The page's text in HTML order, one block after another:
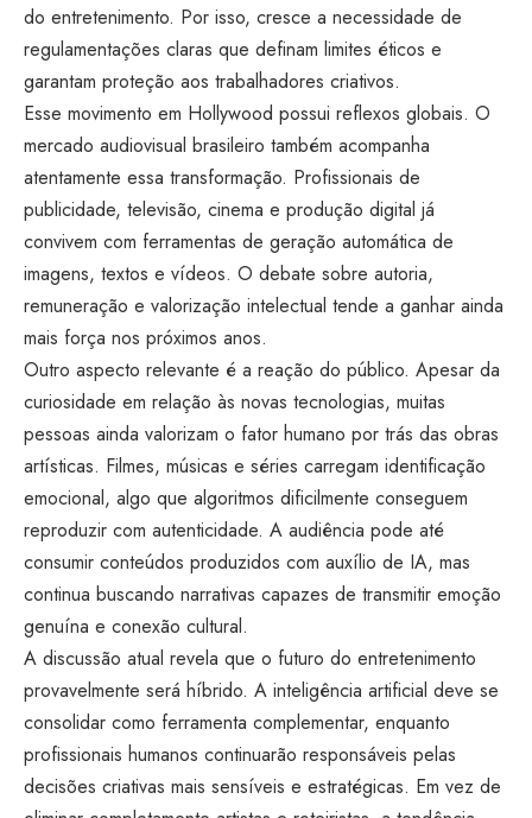
do entretenimento. Por isso, cresce a necessidade de
regulamentações claras que definam limites éticos e
garantam proteção aos trabalhadores criativos.
Esse movimento em Hollywood possui reflexos globais. O
mercado audiovisual brasileiro também acompanha
atentamente essa transformação. Profissionais de
publicidade, televisão, cinema e produção digital já
convivem com ferramentas de geração automática de
imagens, textos e vídeos. O debate sobre autoria,
remuneração e valorização intelectual tende a ganhar ainda
mais força nos próximos anos.
Outro aspecto relevante é a reação do público. Apesar da
curiosidade em relação às novas tecnologias, muitas
pessoas ainda valorizam o fator humano por trás das obras
artísticas. Filmes, músicas e séries carregam identificação
emocional, algo que algoritmos dificilmente conseguem
reproduzir com autenticidade. A audiência pode até
consumir conteúdos produzidos com auxílio de IA, mas
continua buscando narrativas capazes de transmitir emoção
genuína e conexão cultural.
A discussão atual revela que o futuro do entretenimento
provavelmente será híbrido. A inteligência artificial deve se
consolidar como ferramenta complementar, enquanto
profissionais humanos continuarão responsáveis pelas
decisões criativas mais sensíveis e estratégicas. Em vez de